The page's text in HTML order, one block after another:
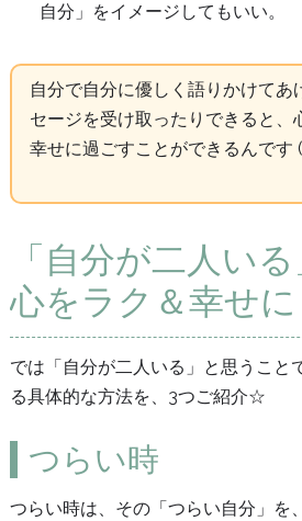
自分」をイメージしてもいい。
自分で自分に優しく語りかけてあ
セージを受け取ったりできると、
幸せに過ごすことができるんです
「自分が二人い
心をラク＆幸せに
では「自分が二人いる」と思うこと
る具体的な方法を、3つご紹介☆
つらい時
つらい時は、その「つらい自分」を